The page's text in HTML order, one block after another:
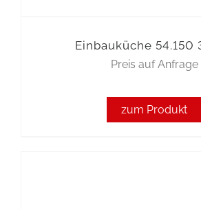
Einbauküche 54.150
Preis auf Anfrage
zum Produkt